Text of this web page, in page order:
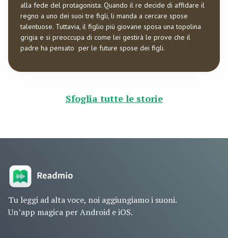
alla fede del protagonista. Quando il re decide di affidare il
regno a uno dei suoi tre figli, li manda a cercare spose
talentuose. Tuttavia, il figlio più giovane sposa una topolina
grigia e si preoccupa di come lei gestirà le prove che il
padre ha pensato per le future spose dei figli.
Sfoglia tutte le storie
Tu leggi ad alta voce, noi aggiungiamo i suoni.
Un’app magica per Android e iOS.